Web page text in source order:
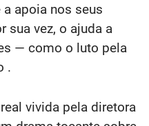
apoia nos seus
sua vez, o ajuda a
— como o luto pela
.
vivida pela diretora